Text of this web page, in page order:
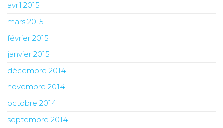
avril 2015
mars 2015
février 2015
janvier 2015
décembre 2014
novembre 2014
octobre 2014
septembre 2014